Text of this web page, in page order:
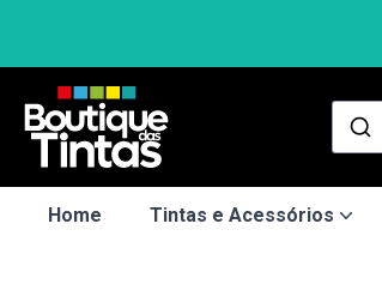
Home Tintas e Acessórios